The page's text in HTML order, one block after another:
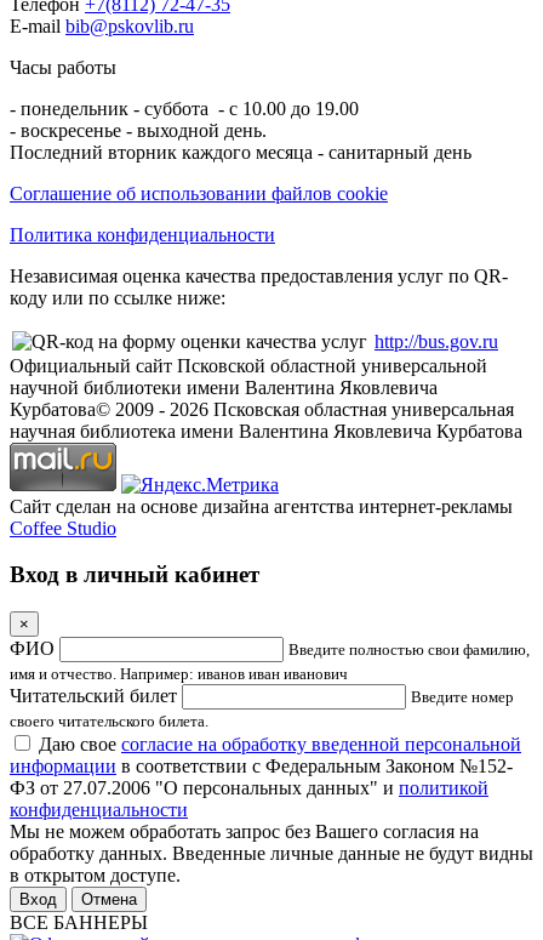
E-mail bib@pskovlib.ru
Часы работы
- понедельник - суббота - с 10.00 до 19.00
- воскресенье - выходной день.
Последний вторник каждого месяца - санитарный день
Соглашение об использовании файлов cookie
Политика конфиденциальности
Независимая оценка качества предоставления услуг по QR-
коду или по ссылке ниже:
http://bus.gov.ru
Официальный сайт Псковской областной универсальной
научной библиотеки имени Валентина Яковлевича
Курбатова© 2009 - 2026 Псковская областная универсальная
научная библиотека имени Валентина Яковлевича Курбатова
Сайт сделан на основе дизайна агентства интернет-рекламы
Coffee Studio
Вход в личный кабинет
×
ФИО
Введите полностью свои фамилию,
имя и отчество. Например: иванов иван иванович
Читательский билет
Введите номер
своего читательского билета.
Даю свое согласие на обработку введенной персональной
информации в соответствии с Федеральным Законом №152-
ФЗ от 27.07.2006 "О персональных данных" и политикой
конфиденциальности
Мы не можем обработать запрос без Вашего согласия на
обработку данных. Введенные личные данные не будут видны
в открытом доступе.
Отмена
ВСЕ БАННЕРЫ